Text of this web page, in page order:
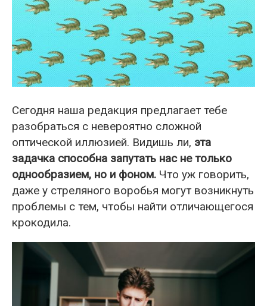
Сегодня наша редакция предлагает тебе
разобраться с невероятно сложной
оптической иллюзией. Видишь ли, эта
задачка способна запутать нас не только
однообразием, но и фоном. Что уж говорить,
даже у стреляного воробья могут возникнуть
проблемы с тем, чтобы найти отличающегося
крокодила.